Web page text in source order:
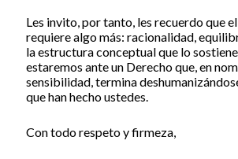
Les invito, por tanto, les recuerdo que
requiere algo más: racionalidad,
la estructura conceptual que lo
estaremos ante un Derecho que, en
sensibilidad, termina
que han hecho ustedes.
Con todo respeto y firmeza,